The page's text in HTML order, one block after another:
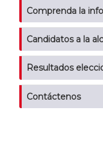
Comprenda la
Candidatos a la
Resultados
Contáctenos